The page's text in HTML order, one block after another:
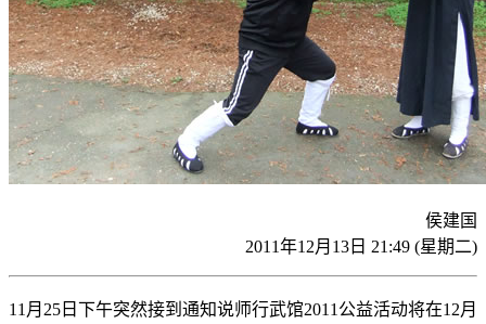
侯建国
2011年12月13日 21:49 (星期二)
11月25日下午突然接到通知说师行武馆2011公益活动将在12月